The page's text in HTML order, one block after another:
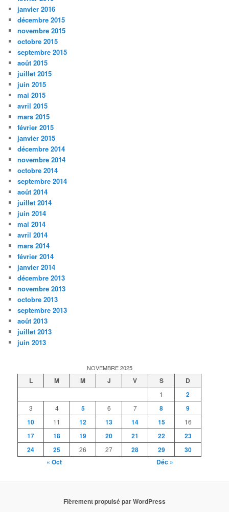
janvier 2016
décembre 2015
novembre 2015
octobre 2015
septembre 2015
août 2015
juillet 2015
juin 2015
mai 2015
avril 2015
mars 2015
février 2015
janvier 2015
décembre 2014
novembre 2014
octobre 2014
septembre 2014
août 2014
juillet 2014
juin 2014
mai 2014
avril 2014
mars 2014
février 2014
janvier 2014
décembre 2013
novembre 2013
octobre 2013
septembre 2013
août 2013
juillet 2013
juin 2013
NOVEMBRE 2025
L M M J V S D
1 2
3 4 5 6 7 8
9
10
11 12 13 14 15 16
17 18 19 20 21 22
23
24
25 26 27 28 29
30
« Oct
Déc »
Fièrement propulsé par WordPress